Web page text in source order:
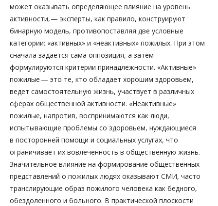
может оказывать определяющее влияние на уровень
активности, — эксперты, как правило, конструируют
бинарную модель, противопоставляя две условные
категории: «активных» и «неактивных» пожилых. При этом
сначала задается сама оппозиция, а затем
формулируются критерии принадлежности. «Активные»
пожилые — это те, кто обладает хорошим здоровьем,
ведет самостоятельную жизнь, участвует в различных
сферах общественной активности. «Неактивные»
пожилые, напротив, воспринимаются как люди,
испытывающие проблемы со здоровьем, нуждающиеся
в посторонней помощи и социальных услугах, что
ограничивает их вовлеченность в общественную жизнь.
Значительное влияние на формирование общественных
представлений о пожилых людях оказывают СМИ, часто
транслирующие образ пожилого человека как бедного,
обездоленного и больного. В практической плоскости